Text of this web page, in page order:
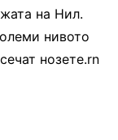
на Нил.
нивото
нозете.rn